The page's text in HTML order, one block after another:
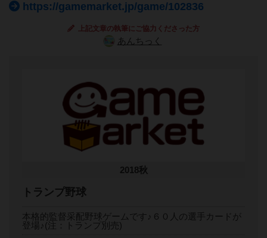
https://gamemarket.jp/game/102836
上記文章の執筆にご協力くださった方
あんちっく
2018秋
トランプ野球
本格的監督采配野球ゲームです♪６０人の選手カードが
登場♪(注：トランプ別売)